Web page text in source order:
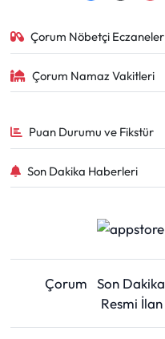
Çorum Nöbetçi Eczaneler
Çorum Namaz Vakitleri
Puan Durumu ve Fikstür
Son Dakika Haberleri
Çorum Son Dakika
Resmi İlan